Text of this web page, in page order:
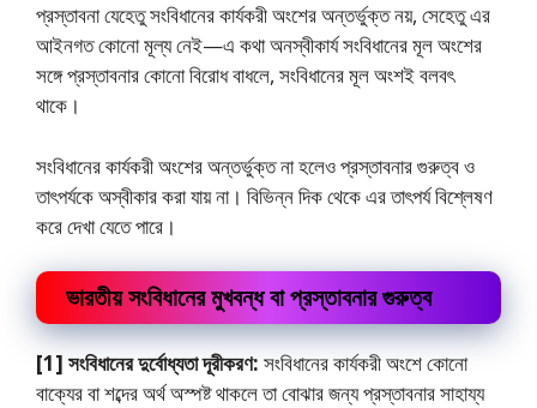
প্রস্তাবনা যেহেতু সংবিধানের কার্যকরী অংশের অন্তর্ভুক্ত নয়, সেহেতু এর
আইনগত কোনাে মূল্য নেই—এ কথা অনস্বীকার্য সংবিধানের মূল অংশের
সঙ্গে প্রস্তাবনার কোনাে বিরোধ বাধলে, সংবিধানের মূল অংশই বলবৎ
থাকে।
সংবিধানের কার্যকরী অংশের অন্তর্ভুক্ত না হলেও প্রস্তাবনার গুরুত্ব ও
তাৎপর্যকে অস্বীকার করা যায় না। বিভিন্ন দিক থেকে এর তাৎপর্য বিশ্লেষণ
করে দেখা যেতে পারে।
ভারতীয় সংবিধানের মুখবন্ধ বা প্রস্তাবনার গুরুত্ব
[1] সংবিধানের দুর্বোধ্যতা দূরীকরণ: সংবিধানের কার্যকরী অংশে কোনাে
বাক্যের বা শব্দের অর্থ অস্পষ্ট থাকলে তা বােঝার জন্য প্রস্তাবনার সাহায্য